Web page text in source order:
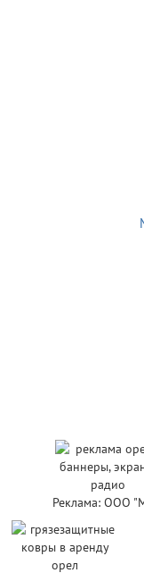
Реклама: ООО